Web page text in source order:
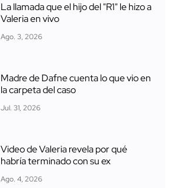
La llamada que el hijo del "R1" le hizo a
Valeria en vivo
Ago. 3, 2026
Madre de Dafne cuenta lo que vio en
la carpeta del caso
Jul. 31, 2026
Video de Valeria revela por qué
habría terminado con su ex
Ago. 4, 2026